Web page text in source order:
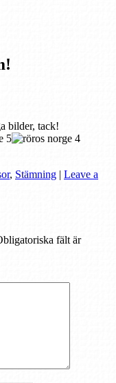
bilder, tack!
, Stämning | Leave a
fält är